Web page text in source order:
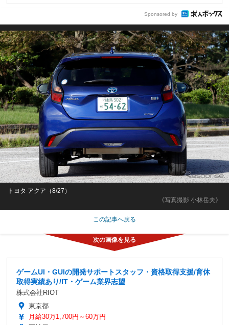
Sponsored by
《写真撮影 小林岳夫》
トヨタ アクア（8/27）
この記事へ戻る
ゲームUI・GUIの開発サポートスタッフ・資格取得支援/育休
取得実績あり/IT・ゲーム業界志望
株式会社RIOT
東京都
月給30万1,700円～60万円